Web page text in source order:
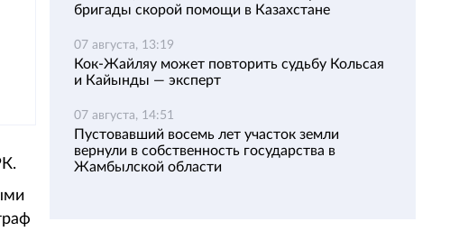
бригады скорой помощи в Казахстане
07 августа, 13:19
Кок-Жайляу может повторить судьбу Кольсая
и Кайынды — эксперт
07 августа, 14:51
Пустовавший восемь лет участок земли
вернули в собственность государства в
Жамбылской области